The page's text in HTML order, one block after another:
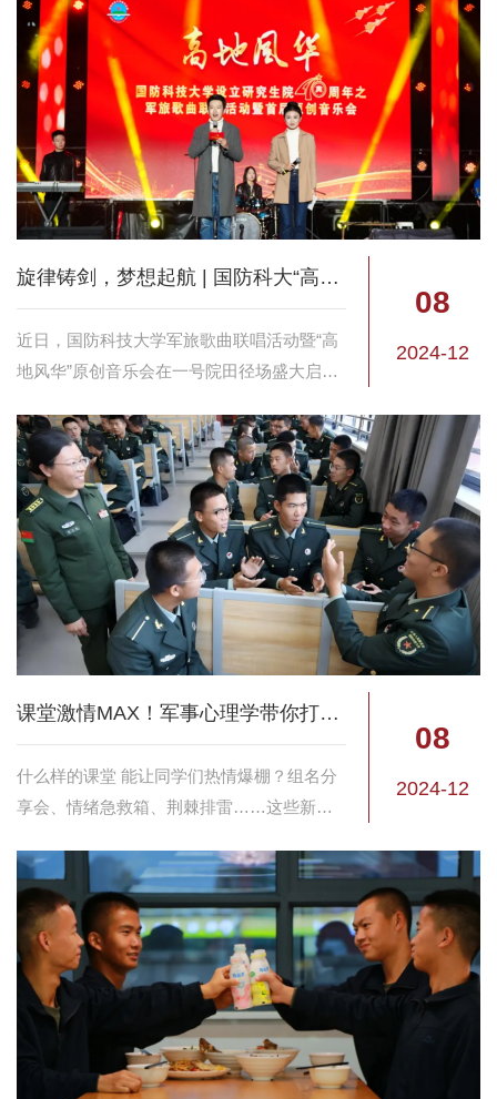
行曲》创作过程和体悟，以匠心独运的创...
旋律铸剑，梦想起航 | 国防科大“高地风华”原创音乐会胜利奏响
近日，国防科技大学军旅歌曲联唱活动暨“高
地风华”原创音乐会在一号院田径场盛大启
军征程注入澎湃动力。 这场音乐会以飞扬的
旋律和激扬的青春，奏响了国防科大学...
08
2024-12
课堂激情MAX！军事心理学带你打破传统
什么样的课堂 能让同学们热情爆棚？组名分
享会、情绪急救箱、荆棘排雷……这些新鲜
Passion！ 在“参与式”教学模式下 国防科大
《军事心理学》的课堂体验 ...
08
2024-12